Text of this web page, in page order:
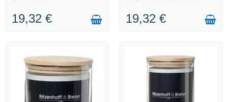
19,32 € 19,32 €